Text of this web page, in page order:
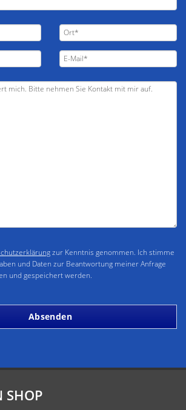
zur Kenntnis genommen. Ich stimme
und Daten zur Beantwortung meiner Anfrage
und gespeichert werden.
Absenden
SHOP